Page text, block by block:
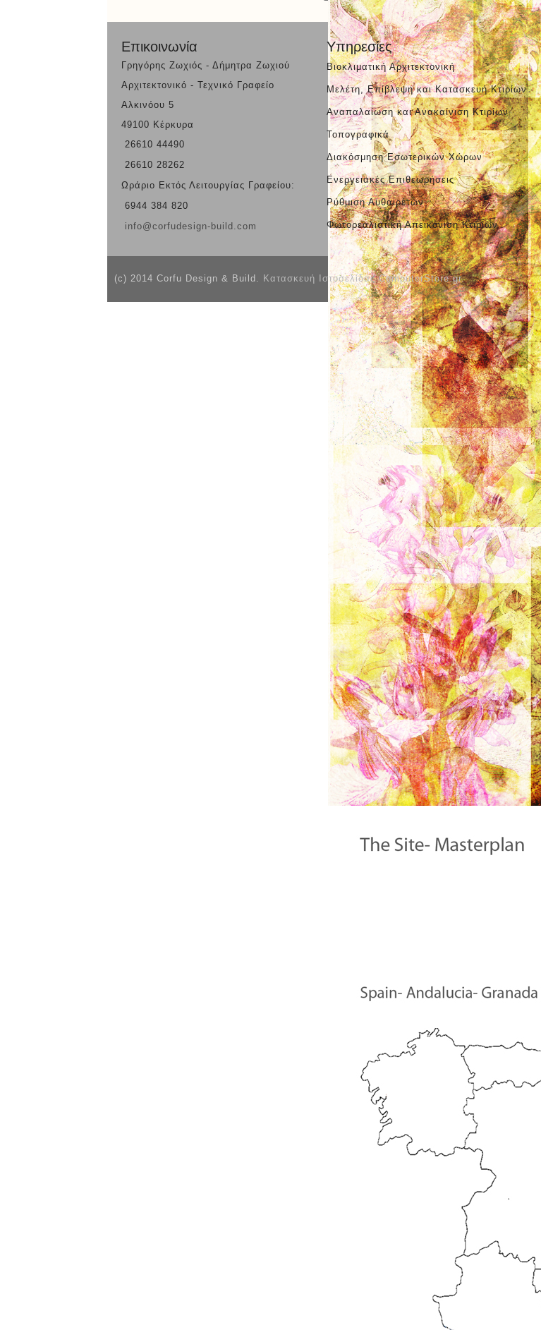
Επικοινωνία
Γρηγόρης Ζωχιός - Δήμητρα Ζωχιού
Αρχιτεκτονικό - Τεχνικό Γραφείο
Αλκινόου 5
49100 Κέρκυρα
26610 44490
26610 28262
Ωράριο Εκτός Λειτουργίας Γραφείου:
6944 384 820
info@corfudesign-build.com
Υπηρεσίες
Βιοκλιματική Αρχιτεκτονική
Μελέτη, Επίβλεψη και Κατασκευή Κτιρίων
Αναπαλαίωση και Ανακαίνιση Κτιρίων
Τοπογραφικά
Διακόσμηση Εσωτερικών Χώρων
Ενεργειακές Επιθεωρήσεις
Ρύθμιση Αυθαιρέτων
Φωτορεαλιστική Απεικόνιση Κτιρίων
(c) 2014 Corfu Design & Build. Κατασκευή Ιστοσελίδας ComputerStore.gr.